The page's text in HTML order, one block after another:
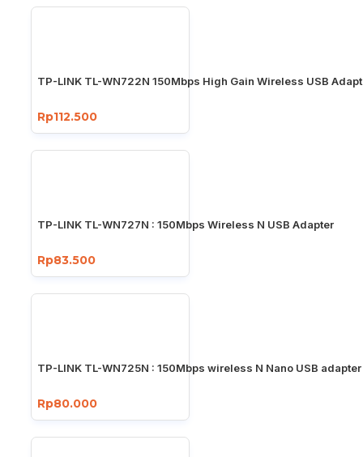
TP-LINK TL-WN722N 150Mbps High Gain Wireless USB
Rp112.500
TP-LINK TL-WN727N : 150Mbps Wireless N USB Adapter
Rp83.500
TP-LINK TL-WN725N : 150Mbps wireless N Nano USB adapter
Rp80.000